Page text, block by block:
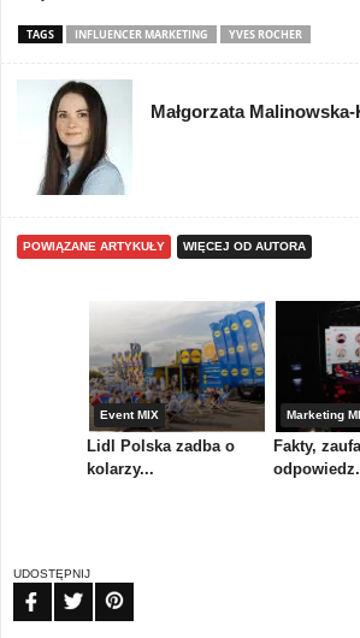
TAGS INFLUENCER MARKETING YVES ROCHER
Małgorzata
POWIĄZANE ARTYKUŁY WIĘCEJ OD AUTORA
Event MIX
Lidl Polska zadba o
kolarzy...
Marketing
Fakty,
UDOSTĘPNIJ